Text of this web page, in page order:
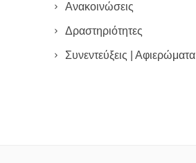
Ανακοινώσεις
Δραστηριότητες
Συνεντεύξεις | Αφιερώματα